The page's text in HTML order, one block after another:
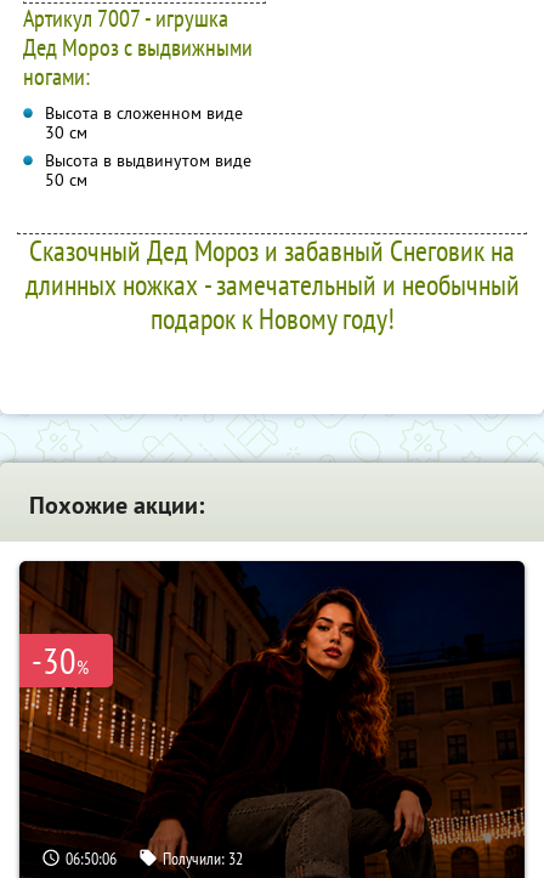
Артикул 7007 - игрушка
Дед Мороз с выдвижными
ногами:
Высота в сложенном виде
30 см
Высота в выдвинутом виде
50 см
Сказочный Дед Мороз и забавный Снеговик на
длинных ножках - замечательный и необычный
подарок к Новому году!
Похожие акции:
-30%
06:50:05 Получили: 32